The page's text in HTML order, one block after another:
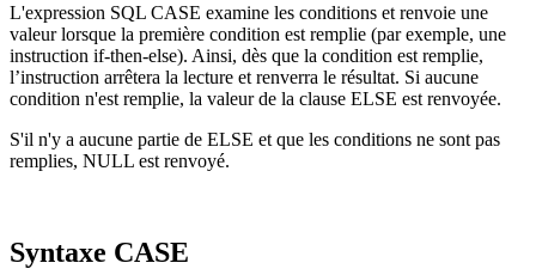
L'expression SQL CASE examine les conditions et renvoie une
valeur lorsque la première condition est remplie (par exemple, une
instruction if-then-else). Ainsi, dès que la condition est remplie,
l’instruction arrêtera la lecture et renverra le résultat. Si aucune
condition n'est remplie, la valeur de la clause ELSE est renvoyée.
S'il n'y a aucune partie de ELSE et que les conditions ne sont pas
remplies, NULL est renvoyé.
Syntaxe CASE